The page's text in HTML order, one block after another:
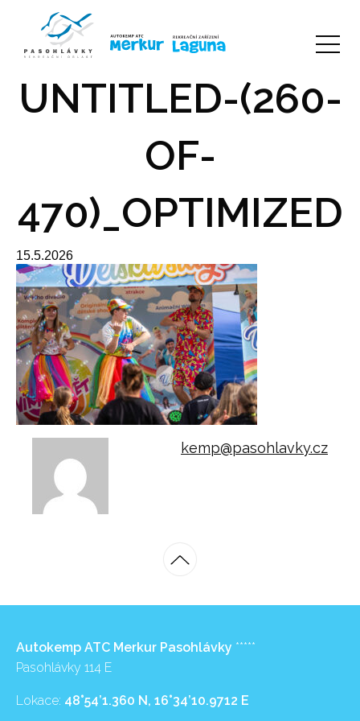
UNTITLED-(260-
OF-
470)_OPTIMIZED
15.5.2026
kemp@pasohlavky.cz
Autokemp ATC Merkur Pasohlávky *****
Pasohlávky 114 E
Lokace: 48°54’1.360 N, 16°34’10.9712 E